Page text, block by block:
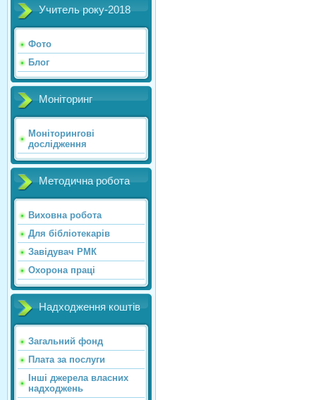
Учитель року-2018
Фото
Блог
Моніторинг
Моніторингові
дослідження
Методична робота
Виховна робота
Для бібліотекарів
Завідувач РМК
Охорона праці
Надходження коштів
Загальний фонд
Плата за послуги
Інші джерела власних
надходжень